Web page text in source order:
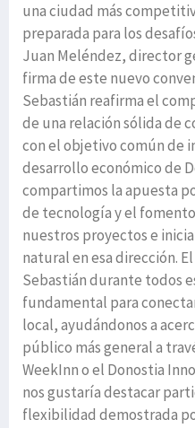
una ciudad más
preparada para los
Juan Meléndez, director
firma de este nuevo
Sebastián reafirma el
de una relación sólida de
con el objetivo común de
desarrollo económico de
compartimos la apuesta
de tecnología y el
nuestros proyectos e
natural en esa dirección.
Sebastián durante todos
fundamental para
local, ayudándonos a
público más general a
WeekInn o el Donostia
nos gustaría destacar
flexibilidad demostrada